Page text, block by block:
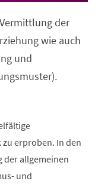
der
wie auch
und
erproben. In den
der allgemeinen
und